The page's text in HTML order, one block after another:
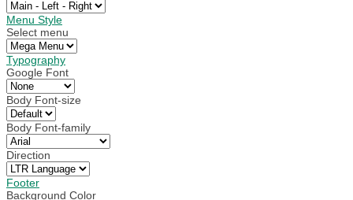
Menu Style
Select menu
Typography
Google Font
Body Font-size
Body Font-family
Direction
Footer
Background Color